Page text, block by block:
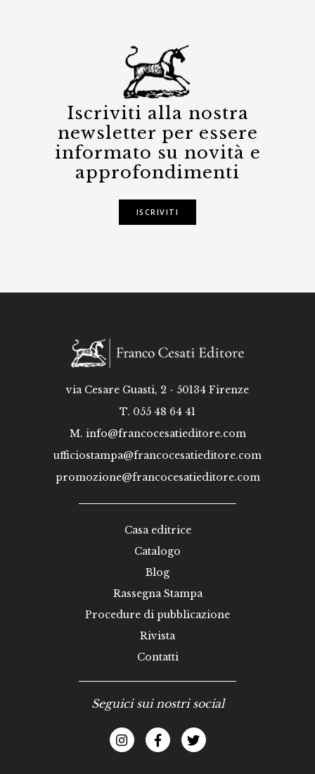
Iscriviti alla nostra
newsletter per essere
informato su novità e
approfondimenti
ISCRIVITI
via Cesare Guasti, 2 - 50134 Firenze
T. 055 48 64 41
M. info@francocesatieditore.com
ufficiostampa@francocesatieditore.com
promozione@francocesatieditore.com
Casa editrice
Catalogo
Blog
Rassegna Stampa
Procedure di pubblicazione
Rivista
Contatti
Seguici sui nostri social